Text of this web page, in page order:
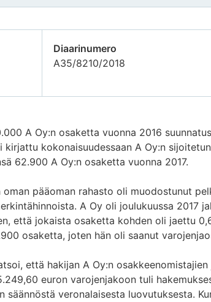
Diaarinumero
A35/8210/2018
A Oy:n osaketta vuonna 2016
kirjattu kokonaisuudessaan A Oy:n
62.900 A Oy:n osaketta vuonna 2017.
pääoman rahasto oli muodostunut
A Oy oli joulukuussa 2017
että jokaista osaketta kohden oli jaettu
osaketta, joten hän oli saanut
että hakijan A Oy:n
euron varojenjakoon tuli
säännöstä veronalaisesta luovutuksesta.